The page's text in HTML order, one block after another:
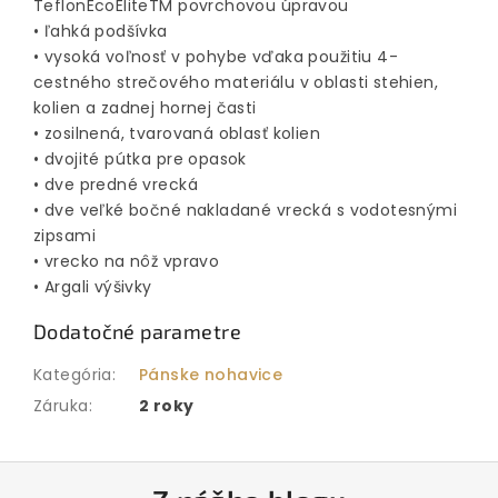
TeflonEcoEliteTM povrchovou úpravou
• ľahká podšívka
• vysoká voľnosť v pohybe vďaka použitiu 4-
cestného strečového materiálu v oblasti stehien,
kolien a zadnej hornej časti
• zosilnená, tvarovaná oblasť kolien
• dvojité pútka pre opasok
• dve predné vrecká
• dve veľké bočné nakladané vrecká s vodotesnými
zipsami
• vrecko na nôž vpravo
• Argali výšivky
Dodatočné parametre
Kategória:
Pánske nohavice
Záruka: 2 roky